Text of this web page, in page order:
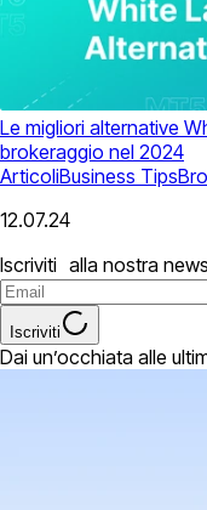
Le migliori alternative
brokeraggio nel 2024
ArticoliBusiness Tips
12.07.24
Iscriviti alla nostra
Iscriviti
Dai un’occhiata alle